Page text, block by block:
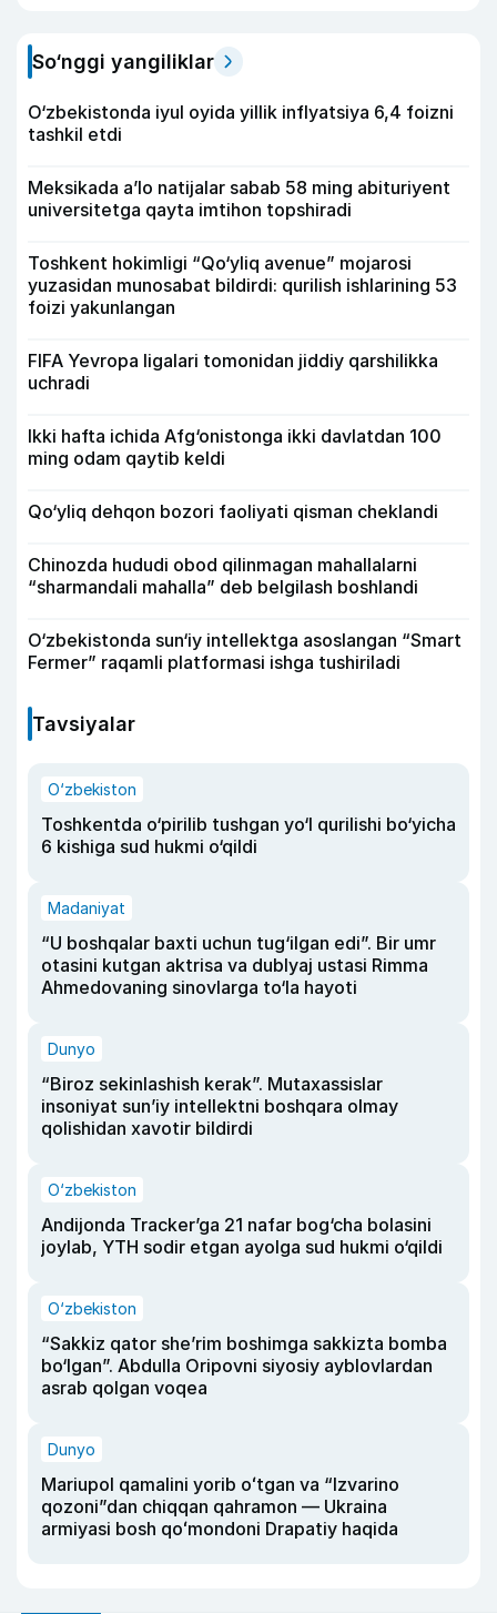
So‘nggi yangiliklar
O‘zbekistonda iyul oyida yillik inflyatsiya 6,4 foizni
tashkil etdi
Meksikada a’lo natijalar sabab 58 ming abituriyent
universitetga qayta imtihon topshiradi
Toshkent hokimligi “Qo‘yliq avenue” mojarosi
yuzasidan munosabat bildirdi: qurilish ishlarining 53
foizi yakunlangan
FIFA Yevropa ligalari tomonidan jiddiy qarshilikka
uchradi
Ikki hafta ichida Afg‘onistonga ikki davlatdan 100
ming odam qaytib keldi
Qo‘yliq dehqon bozori faoliyati qisman cheklandi
Chinozda hududi obod qilinmagan mahallalarni
“sharmandali mahalla” deb belgilash boshlandi
O‘zbekistonda sun‘iy intellektga asoslangan “Smart
Fermer” raqamli platformasi ishga tushiriladi
Tavsiyalar
O‘zbekiston
Toshkentda o‘pirilib tushgan yo‘l qurilishi bo‘yicha
6 kishiga sud hukmi o‘qildi
Madaniyat
“U boshqalar baxti uchun tug‘ilgan edi”. Bir umr
otasini kutgan aktrisa va dublyaj ustasi Rimma
Ahmedovaning sinovlarga to‘la hayoti
Dunyo
“Biroz sekinlashish kerak”. Mutaxassislar
insoniyat sun’iy intellektni boshqara olmay
qolishidan xavotir bildirdi
O‘zbekiston
Andijonda Tracker’ga 21 nafar bog‘cha bolasini
joylab, YTH sodir etgan ayolga sud hukmi o‘qildi
O‘zbekiston
“Sakkiz qator she’rim boshimga sakkizta bomba
bo‘lgan”. Abdulla Oripovni siyosiy ayblovlardan
asrab qolgan voqea
Dunyo
Mariupol qamalini yorib oʻtgan va “Izvarino
qozoni”dan chiqqan qahramon — Ukraina
armiyasi bosh qoʻmondoni Drapatiy haqida